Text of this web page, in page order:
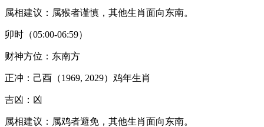
属相建议：属猴者谨慎，其他生肖面向东南。
卯时（05:00-06:59）
财神方位：东南方
正冲：己酉（1969, 2029）鸡年生肖
吉凶：凶
属相建议：属鸡者避免，其他生肖面向东南。